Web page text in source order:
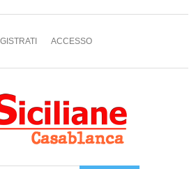
ACCESSO